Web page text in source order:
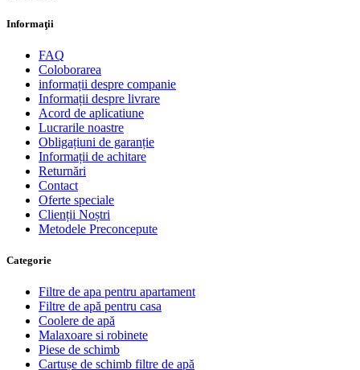
Informaţii
FAQ
Coloborarea
informații despre companie
Informații despre livrare
Acord de aplicatiune
Lucrarile noastre
Obligațiuni de garanție
Informații de achitare
Returnări
Contact
Oferte speciale
Clienții Noștri
Metodele Preconcepute
Сategorie
Filtre de apa pentru apartament
Filtre de apă pentru casa
Coolere de apă
Malaxoare si robinete
Piese de schimb
Cartușe de schimb filtre de apă